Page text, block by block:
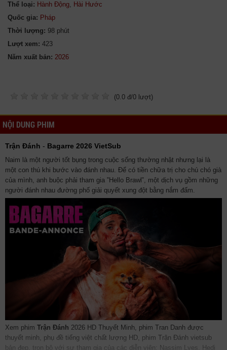
Thể loại: Hành Động, Hài Hước
Quốc gia: Pháp
Thời lượng: 98 phút
Lượt xem: 423
Năm xuất bản:
(0.0 đ/0 lượt)
NỘI DUNG PHIM
Trận Đánh - Bagarre 2026 VietSub
Naim là một người tốt bụng trong cuộc sống thường nhật nhưng lại là
một con thú khi bước vào đánh nhau. Để có tiền chữa trị cho chú chó già
của mình, anh buộc phải tham gia ‟Hello Brawl‟, một dịch vụ gồm những
người đánh nhau đường phố giải quyết xung đột bằng nắm đấm.
Xem phim Trận Đánh 2026 HD Thuyết Minh, phim Tran Danh được
thuyết minh, phụ đề tiếng việt chất lượng HD, phim Trận Đánh vietsub
bản đẹp, trọn bộ với sự tham gia của các diễn viên: Nassim Lyes, Hedi